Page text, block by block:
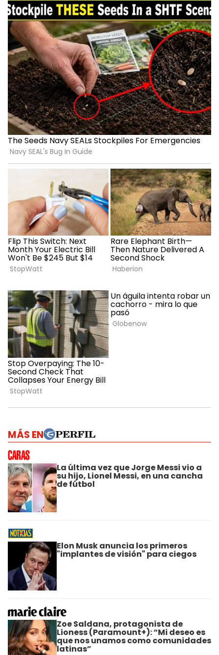
MÁS EN
La última vez que Jorge Messi vio a
su hijo, Lionel Messi, en una cancha
de fútbol
Elon Musk anuncia los primeros
"implantes de visión" para ciegos
Zoe Saldana, protagonista de
Lioness (Paramount+): “Mi deseo es
que nos unamos como comunidades
latinas”